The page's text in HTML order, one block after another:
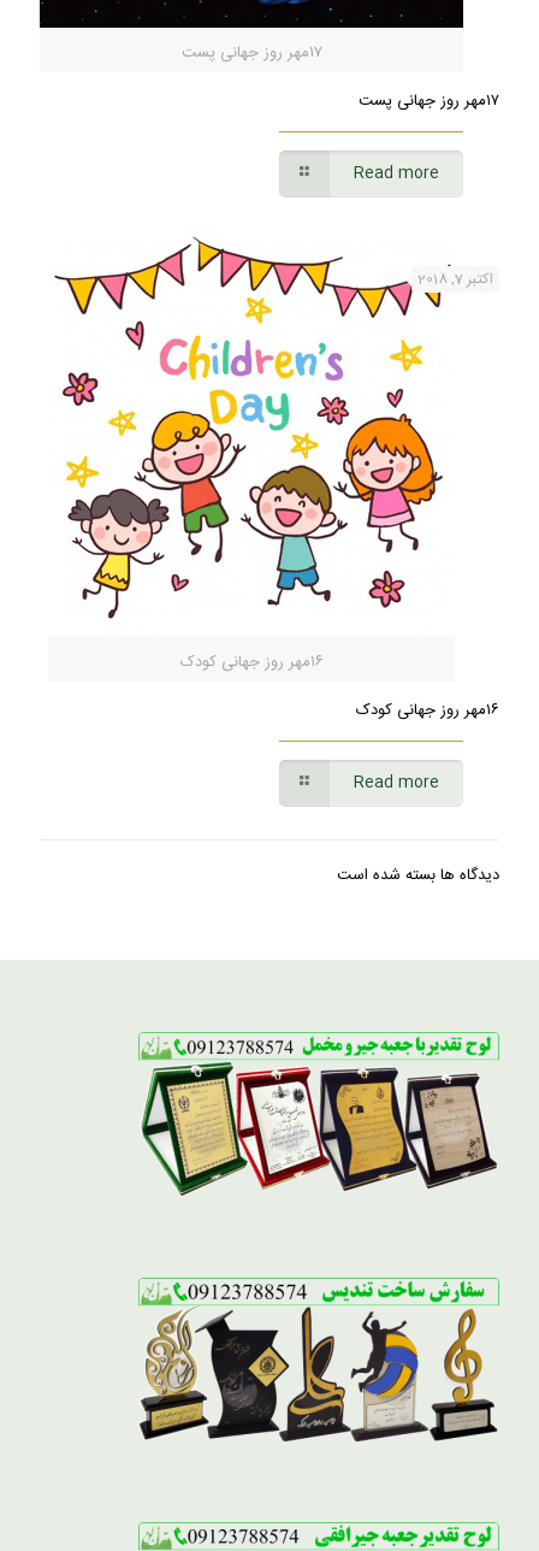
۱۷مهر روز جهانی پست
۱۷مهر روز جهانی پست
Read more
۱۶مهر روز جهانی کودک
اکتبر 7, 2018
۱۶مهر روز جهانی کودک
Read more
دیدگاه ها بسته شده است